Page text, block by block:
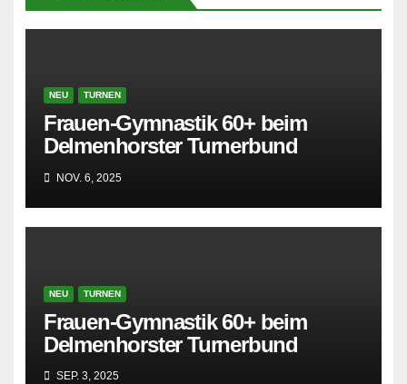
NEU TURNEN
Frauen-Gymnastik 60+ beim
Delmenhorster Turnerbund
NOV. 6, 2025
NEU TURNEN
Frauen-Gymnastik 60+ beim
Delmenhorster Turnerbund
SEP. 3, 2025